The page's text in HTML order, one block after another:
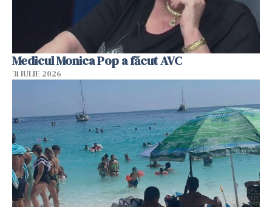
Medicul Monica Pop a făcut AVC
31 IULIE 2026